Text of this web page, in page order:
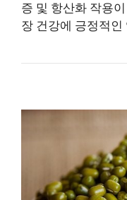
증 및 항산화 작용
장 건강에 긍정적인